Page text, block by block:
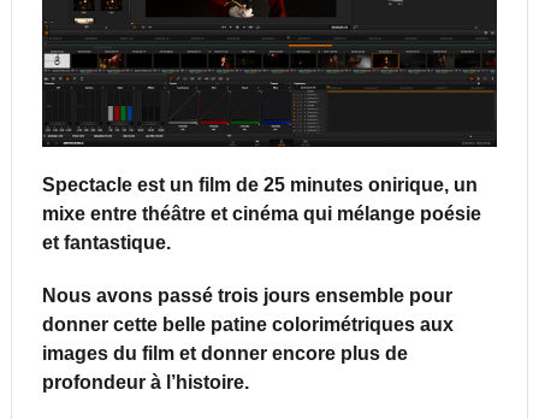
Spectacle est un film de 25 minutes onirique, un
mixe entre théâtre et cinéma qui mélange poésie
et fantastique.
Nous avons passé trois jours ensemble pour
donner cette belle patine colorimétriques aux
images du film et donner encore plus de
profondeur à l’histoire.